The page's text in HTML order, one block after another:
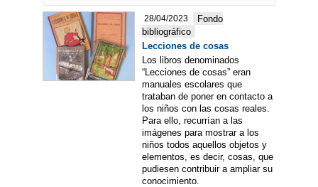
28/04/2023
Fondo
bibliográfico
Lecciones de cosas
Los libros denominados
“Lecciones de cosas” eran
manuales escolares que
trataban de poner en contacto a
los niños con las cosas reales.
Para ello, recurrían a las
imágenes para mostrar a los
niños todos aquellos objetos y
elementos, es decir, cosas, que
pudiesen contribuir a ampliar su
conocimiento.